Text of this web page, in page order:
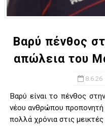
ΧΡΟΝΙΑ ΠΟΛΛΑ ΣΤΟ
Ο δρόμος για τον 29ο
U21: Τεράστια πρόκριση
Γ΄ανδρών play offs :
Play off B εφήβων Β φάση
Βαρύ πένθος
απώλεια του
8.6.26
Βαρύ είναι το πένθος
νέου ανθρώπου
πολλά χρόνια στις